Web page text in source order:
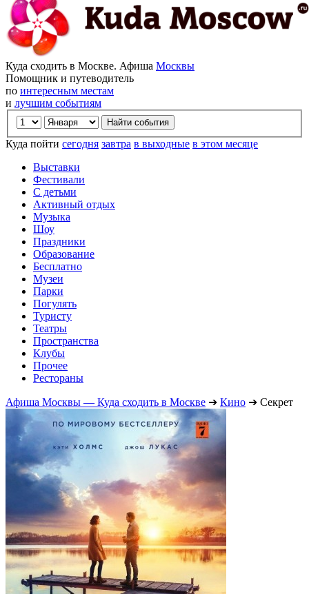
Куда сходить в Москве. Афиша Москвы
Помощник и путеводитель
по интересным местам
и лучшим событиям
Куда пойти сегодня завтра в выходные в этом месяце
Выставки
Фестивали
С детьми
Активный отдых
Музыка
Шоу
Праздники
Образование
Бесплатно
Музеи
Парки
Погулять
Туристу
Театры
Пространства
Клубы
Прочее
Рестораны
Афиша Москвы — Куда сходить в Москве ➔ Кино ➔ Секрет